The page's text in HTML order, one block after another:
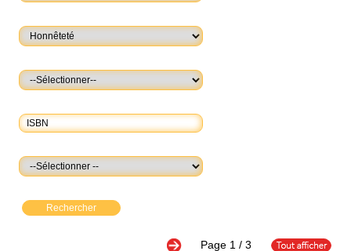
Rechercher
Page 1 / 3